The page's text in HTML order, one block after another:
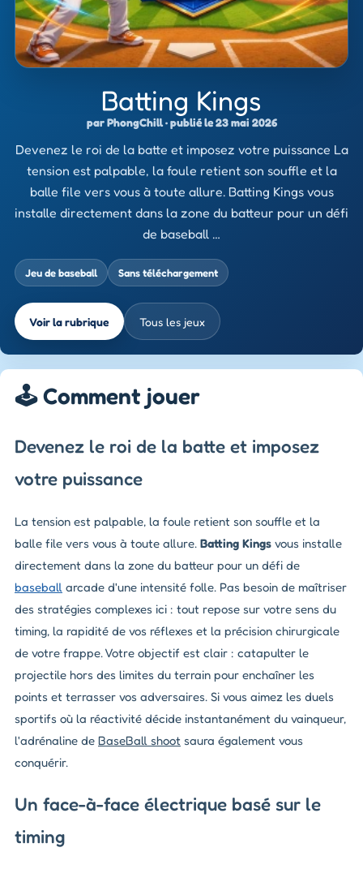
Batting Kings
par PhongChill · publié le 23 mai 2026
Devenez le roi de la batte et imposez votre puissance La
tension est palpable, la foule retient son souffle et la
balle file vers vous à toute allure. Batting Kings vous
installe directement dans la zone du batteur pour un défi
de baseball …
Jeu de baseball Sans téléchargement
Voir la rubrique Tous les jeux
🕹️ Comment jouer
Devenez le roi de la batte et imposez
votre puissance
La tension est palpable, la foule retient son souffle et la
balle file vers vous à toute allure. Batting Kings vous installe
directement dans la zone du batteur pour un défi de
baseball arcade d'une intensité folle. Pas besoin de maîtriser
des stratégies complexes ici : tout repose sur votre sens du
timing, la rapidité de vos réflexes et la précision chirurgicale
de votre frappe. Votre objectif est clair : catapulter le
projectile hors des limites du terrain pour enchaîner les
points et terrasser vos adversaires. Si vous aimez les duels
sportifs où la réactivité décide instantanément du vainqueur,
l'adrénaline de BaseBall shoot saura également vous
conquérir.
Un face-à-face électrique basé sur le
timing